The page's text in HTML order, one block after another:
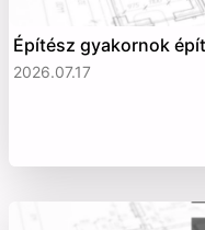
Építész gyakornok
2026.07.17